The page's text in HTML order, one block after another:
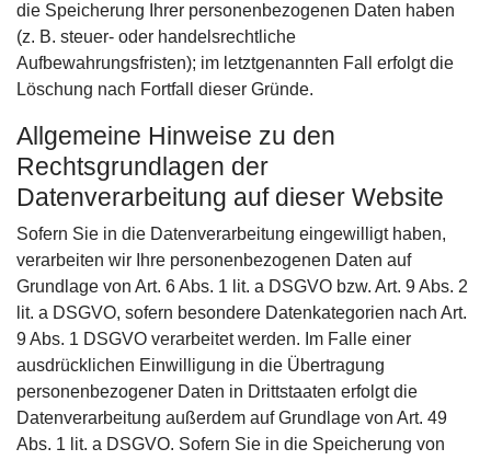
die Speicherung Ihrer personenbezogenen Daten haben
(z. B. steuer- oder handelsrechtliche
Aufbewahrungsfristen); im letztgenannten Fall erfolgt die
Löschung nach Fortfall dieser Gründe.
Allgemeine Hinweise zu den
Rechtsgrundlagen der
Datenverarbeitung auf dieser Website
Sofern Sie in die Datenverarbeitung eingewilligt haben,
verarbeiten wir Ihre personenbezogenen Daten auf
Grundlage von Art. 6 Abs. 1 lit. a DSGVO bzw. Art. 9 Abs. 2
lit. a DSGVO, sofern besondere Datenkategorien nach Art.
9 Abs. 1 DSGVO verarbeitet werden. Im Falle einer
ausdrücklichen Einwilligung in die Übertragung
personenbezogener Daten in Drittstaaten erfolgt die
Datenverarbeitung außerdem auf Grundlage von Art. 49
Abs. 1 lit. a DSGVO. Sofern Sie in die Speicherung von